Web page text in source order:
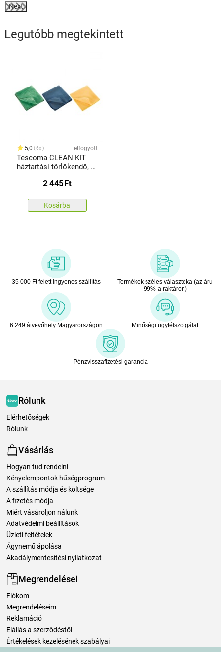
Next
Legutóbb megtekintett
5,0 6x elfogyott
Tescoma CLEAN KIT
háztartási törlőkendő, 3
2 445Ft
Kosárba
35 000 Ft felett ingyenes szállítás
Termékek széles választéka (az áru
99%-a raktáron)
6 249 átvevőhely Magyarországon Minőségi ügyfélszolgálat
Pénzvisszafizetési garancia
Rólunk
Elérhetőségek
Rólunk
Vásárlás
Hogyan tud rendelni
Kényelempontok hűségprogram
A szállítás módja és költsége
A fizetés módja
Miért vásároljon nálunk
Adatvédelmi beállítások
Üzleti feltételek
Ágynemű ápolása
Akadálymentesítési nyilatkozat
Megrendelései
Fiókom
Megrendeléseim
Reklamáció
Elállás a szerződéstől
Értékelések kezelésének szabályai